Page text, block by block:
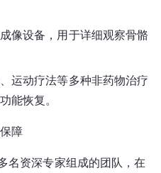
像设备，用于详细观察骨骼
运动疗法等多种非药物治疗
能恢复。
障
名资深专家组成的团队，在